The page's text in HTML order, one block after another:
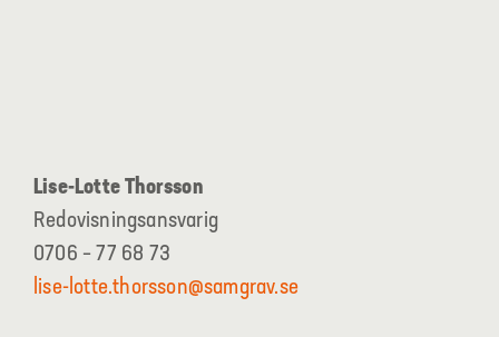
Lise-Lotte Thorsson
Redovisningsansvarig
0706 – 77 68 73
lise-lotte.thorsson@samgrav.se